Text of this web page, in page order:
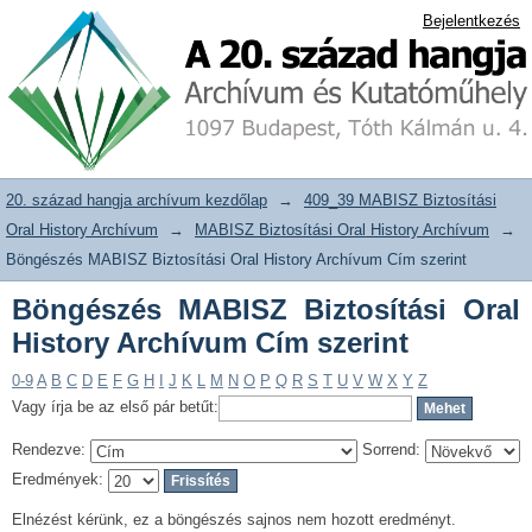
Böngészés MABISZ Biztosítási Oral
History Archívum Cím szerint
20. század hangja archívum adattár Bejelentkezés
20. század hangja archívum kezdőlap →
409_39 MABISZ Biztosítási
Oral History Archívum
→ MABISZ Biztosítási Oral History Archívum
→
Böngészés MABISZ Biztosítási Oral History Archívum Cím szerint
Böngészés MABISZ Biztosítási Oral
History Archívum Cím szerint
0-9 A B C D E F G H J K L M N O P Q R S T U V W X Y Z
Vagy írja be az első pár betűt:
Rendezve:
Sorrend:
Eredmények:
Elnézést kérünk, ez a böngészés sajnos nem hozott eredményt.